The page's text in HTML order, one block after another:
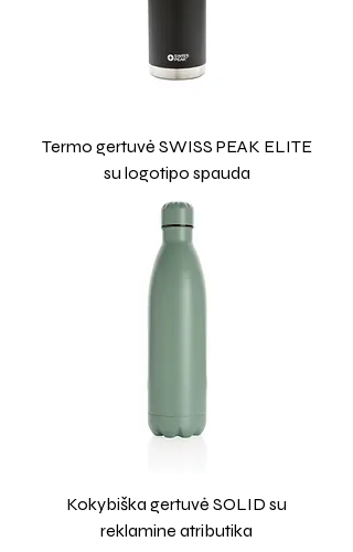
Termo gertuvė SWISS PEAK ELITE
su logotipo spauda
Kokybiška gertuvė SOLID su
reklamine atributika